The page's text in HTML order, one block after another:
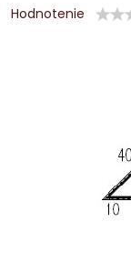
Hodnotenie